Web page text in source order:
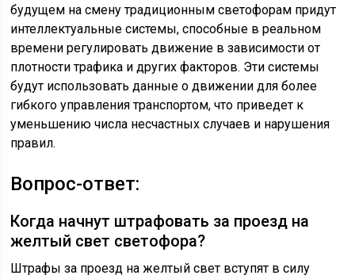
будущем на смену традиционным светофорам придут
интеллектуальные системы, способные в реальном
времени регулировать движение в зависимости от
плотности трафика и других факторов. Эти системы
будут использовать данные о движении для более
гибкого управления транспортом, что приведет к
уменьшению числа несчастных случаев и нарушения
правил.
Вопрос-ответ:
Когда начнут штрафовать за проезд на
желтый свет светофора?
Штрафы за проезд на желтый свет вступят в силу